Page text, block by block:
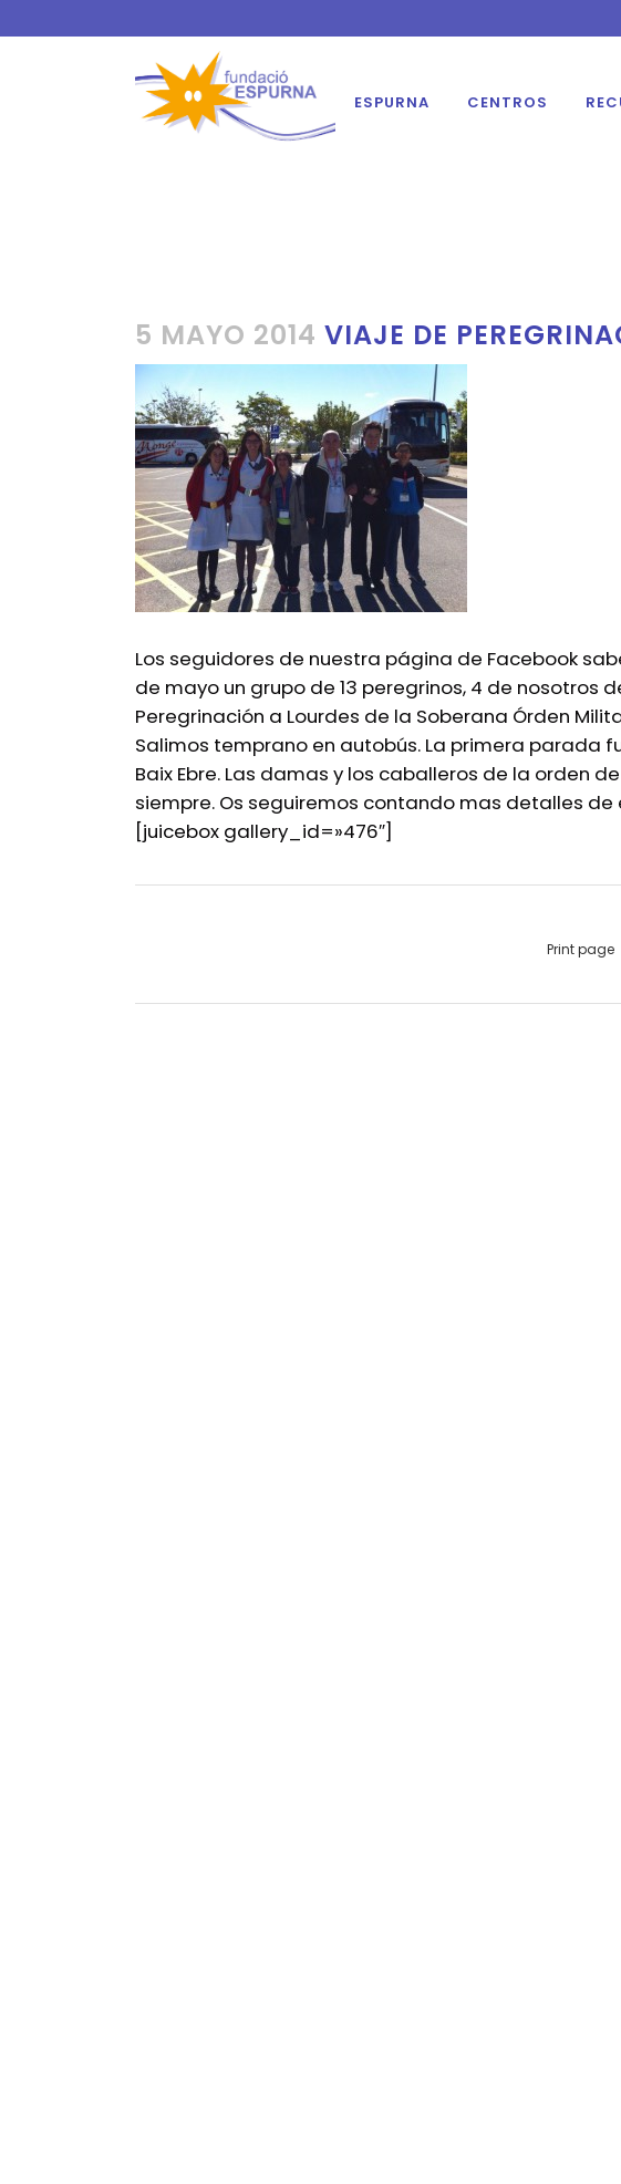
ESPURNA CENTROS
5 MAYO 2014 VIAJE DE
Los seguidores de nuestra página de Facebook
de mayo un grupo de 13 peregrinos, 4 de nosotros
Peregrinación a Lourdes de la Soberana Órden
Salimos temprano en autobús. La primera parada
Baix Ebre. Las damas y los caballeros de la orden
siempre. Os seguiremos contando mas detalles
[juicebox gallery_id=»476″]
Print page